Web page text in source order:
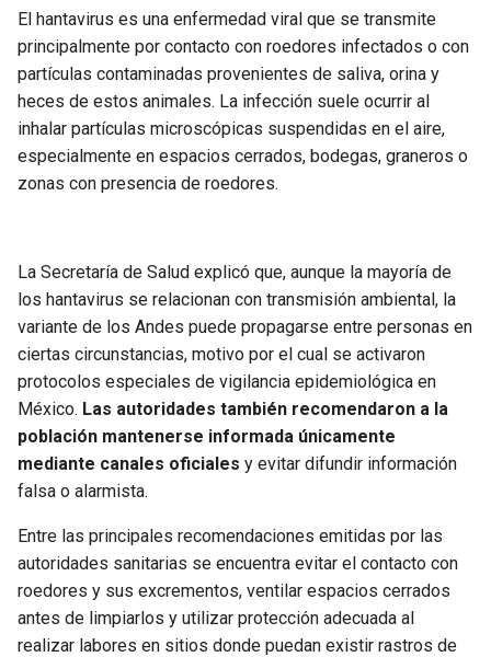
El hantavirus es una enfermedad viral que se transmite
principalmente por contacto con roedores infectados o con
partículas contaminadas provenientes de saliva, orina y
heces de estos animales. La infección suele ocurrir al
inhalar partículas microscópicas suspendidas en el aire,
especialmente en espacios cerrados, bodegas, graneros o
zonas con presencia de roedores.
La Secretaría de Salud explicó que, aunque la mayoría de
los hantavirus se relacionan con transmisión ambiental, la
variante de los Andes puede propagarse entre personas en
ciertas circunstancias, motivo por el cual se activaron
protocolos especiales de vigilancia epidemiológica en
México. Las autoridades también recomendaron a la
población mantenerse informada únicamente
mediante canales oficiales y evitar difundir información
falsa o alarmista.
Entre las principales recomendaciones emitidas por las
autoridades sanitarias se encuentra evitar el contacto con
roedores y sus excrementos, ventilar espacios cerrados
antes de limpiarlos y utilizar protección adecuada al
realizar labores en sitios donde puedan existir rastros de